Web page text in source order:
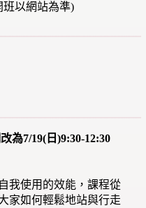
班以網站為準)
為7/19(日)9:30-12:30
我使用的效能，課程從
家如何輕鬆地站與行走